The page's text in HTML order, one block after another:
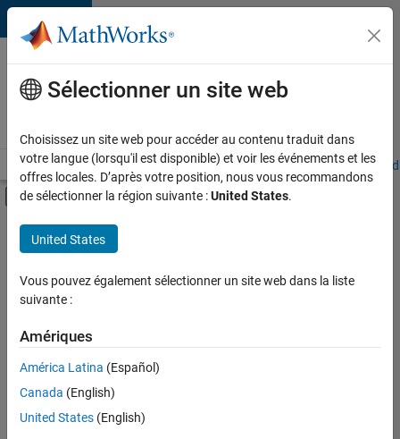
Passer au contenu
Votre
carrière
chez
Accueil Explorer nos opportunités Adresses de nos bureaux
Activer/désactiver l'affichage du menu
Contenu principal
FILTRER PAR
Support avancé
Globalisation
Ingénierie des versions
Actuellement,
aucune
offre
d'emploi
Sélectionner un site web
Choisissez un site web pour accéder au contenu traduit dans
votre langue (lorsqu'il est disponible) et voir les événements et les
offres locales. D’après votre position, nous vous recommandons
de sélectionner la région suivante :United States.
United States
Vous pouvez également sélectionner un site web dans la liste
suivante :
Amériques
América Latina (Español)
Canada (English)
United States (English)